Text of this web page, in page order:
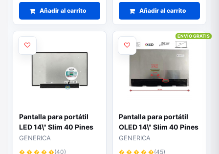
Añadir al carrito Añadir al carrito
Pantalla para portátil
LED 14\" Slim 40 Pines
FULL HD 120 HZ Sin
GENERICA
� � � � �(40)
Pantalla para portátil
OLED 14\" Slim 40 Pines
GENERICA
� � � � �(45)
ENVÍO GRATIS